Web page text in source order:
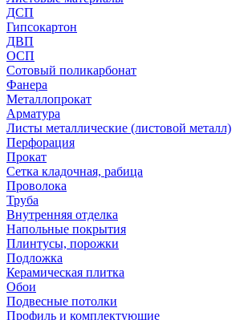
ДСП
Гипсокартон
ДВП
ОСП
Сотовый поликарбонат
Фанера
Металлопрокат
Арматура
Листы металлические (листовой металл)
Перфорация
Прокат
Сетка кладочная, рабица
Проволока
Труба
Внутренняя отделка
Напольные покрытия
Плинтусы, порожки
Подложка
Керамическая плитка
Обои
Подвесные потолки
Профиль и комплектующие